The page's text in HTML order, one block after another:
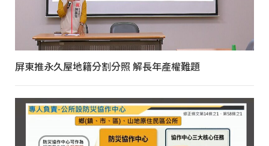
屏東推永久屋地籍分割分照 解長年產權難題